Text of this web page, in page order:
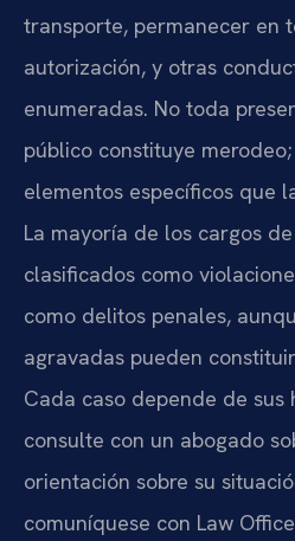
transporte, permanecer en
autorización, y otras
enumeradas. No toda
público constituye
elementos específicos que
La mayoría de los cargos
clasificados como
como delitos penales,
agravadas pueden
Cada caso depende de sus
consulte con un abogado
orientación sobre su
comuníquese con Law